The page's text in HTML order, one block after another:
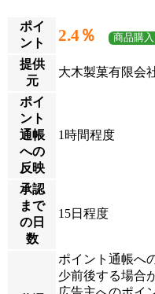
ポイ
ント
2.4％ 商品購入
提供
元
大木製菓有限会
ポイ
ント
通帳
への
反映
1時間程度
承認
まで
の日
数
15日程度
ポイント通帳へ
少前後する場合